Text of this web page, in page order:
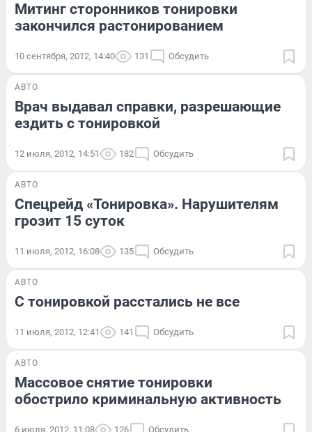
Митинг сторонников тонировки
закончился растонированием
10 сентября, 2012, 14:40 131 Обсудить
АВТО
Врач выдавал справки, разрешающие
ездить с тонировкой
12 июля, 2012, 14:51 182 Обсудить
АВТО
Спецрейд «Тонировка». Нарушителям
грозит 15 суток
11 июля, 2012, 16:08 135 Обсудить
АВТО
С тонировкой расстались не все
11 июля, 2012, 12:41 141 Обсудить
АВТО
Массовое снятие тонировки
обострило криминальную активность
6 июля, 2012, 11:08 126 Обсудить